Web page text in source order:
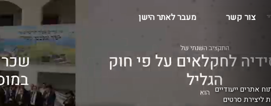
צור קשר מעבר לאתר הישן
אתרים ייעודיים
ליצירת סרטים